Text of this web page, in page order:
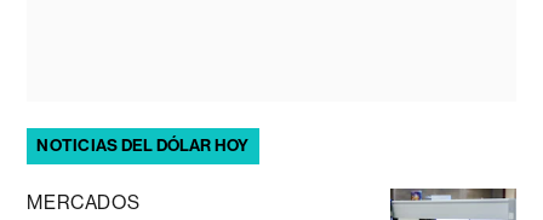
NOTICIAS DEL DÓLAR HOY
MERCADOS